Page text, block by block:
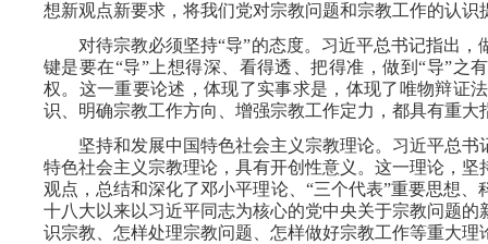
想新观点新要求，将我们党对宗教问题和宗教工作的认识
对待宗教必须坚持“导”的态度。习近平总书记指出，
键是要在“导”上想得深、看得透、把得准，做到“导”之
权。这一重要论述，体现了实事求是，体现了唯物辩证
识、明确宗教工作方向、增强宗教工作定力，都具有重大
坚持和发展中国特色社会主义宗教理论。习近平总书
特色社会主义宗教理论，具有开创性意义。这一理论，
观点，总结和深化了邓小平理论、“三个代表”重要思想
十八大以来以习近平同志为核心的党中央关于宗教问题
识宗教、怎样处理宗教问题、怎样做好宗教工作等重大